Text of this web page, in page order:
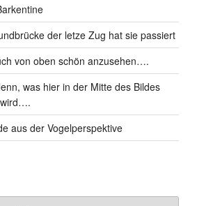
der letze Zug hat sie passiert
von oben schön anzusehen….
was hier in der Mitte des Bildes
aus der Vogelperspektive